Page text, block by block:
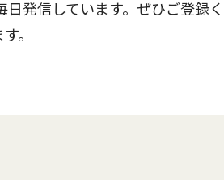
発信しています。ぜひご登録
。